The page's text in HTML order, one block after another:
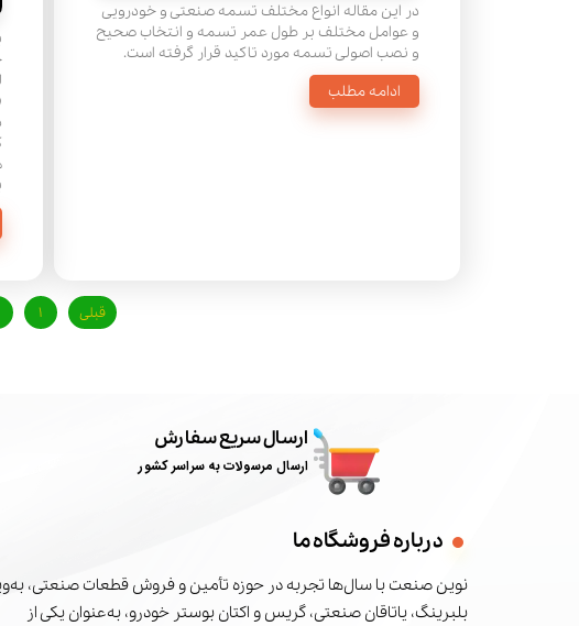
در این مقاله انواع مختلف تسمه صنعتی و خودرویی
و عوامل مختلف بر طول عمر تسمه و انتخاب صحیح
و نصب اصولی تسمه مورد تاکید قرار گرفته است.
ادامه مطلب
قبلی ۱
ارسال سریع سفارش
ارسال مرسولات به سراسر کشور
درباره فروشگاه ما
نوین صنعت با سال‌ها تجربه در حوزه تأمین و فروش قطعات صنعتی،
بلبرینگ، یاتاقان صنعتی، گریس و اکتان بوستر خودرو، به‌عنوان یکی از